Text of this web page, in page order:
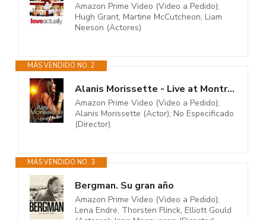
Amazon Prime Video (Video a Pedido);
Hugh Grant, Martine McCutcheon, Liam
Neeson (Actores)
MÁS VENDIDO NO. 2
Alanis Morissette - Live at Montreux 2012
Amazon Prime Video (Video a Pedido);
Alanis Morissette (Actor); No Especificado
(Director)
MÁS VENDIDO NO. 3
Bergman. Su gran año
Amazon Prime Video (Video a Pedido);
Lena Endre, Thorsten Flinck, Elliott Gould